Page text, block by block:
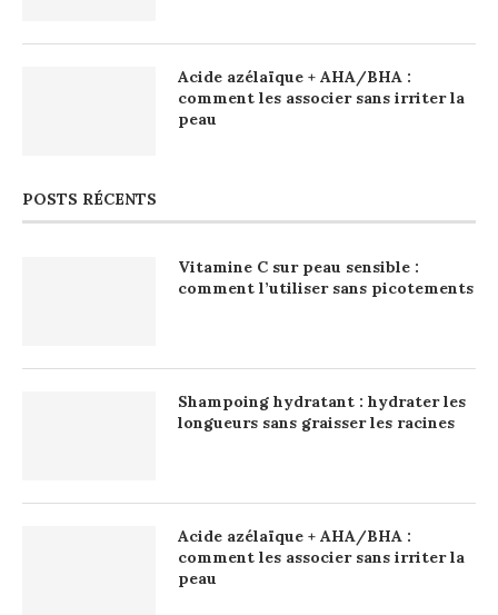
Acide azélaïque + AHA/BHA :
comment les associer sans irriter la
peau
POSTS RÉCENTS
Vitamine C sur peau sensible :
comment l’utiliser sans picotements
Shampoing hydratant : hydrater les
longueurs sans graisser les racines
Acide azélaïque + AHA/BHA :
comment les associer sans irriter la
peau